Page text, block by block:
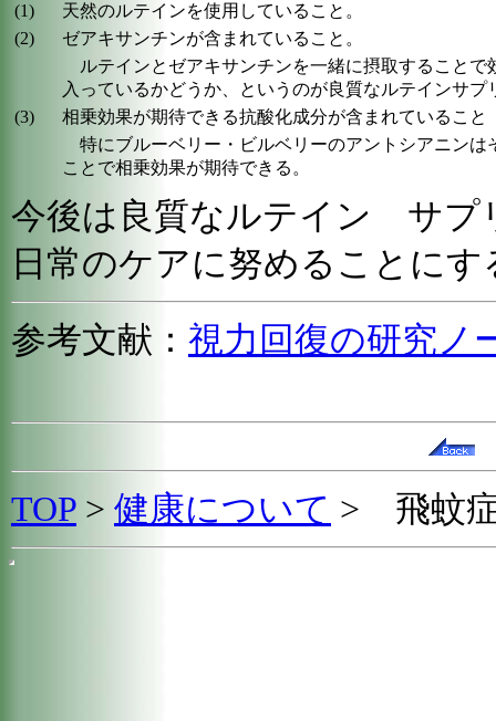
(1)
天然のルテインを使用していること。
(2)
ゼアキサンチンが含まれていること。
ルテインとゼアキサンチンを一緒に摂取することで
入っているかどうか、というのが良質なルテインサ
(3)
相乗効果が期待できる抗酸化成分が含まれていること
特にブルーベリー・ビルベリーのアントシアニンは
ことで相乗効果が期待できる。
今後は良質なルテイン サプ
日常のケアに努めることにす
参考文献： 視力回復の研究ノ
TOP > 健康について > 飛蚊